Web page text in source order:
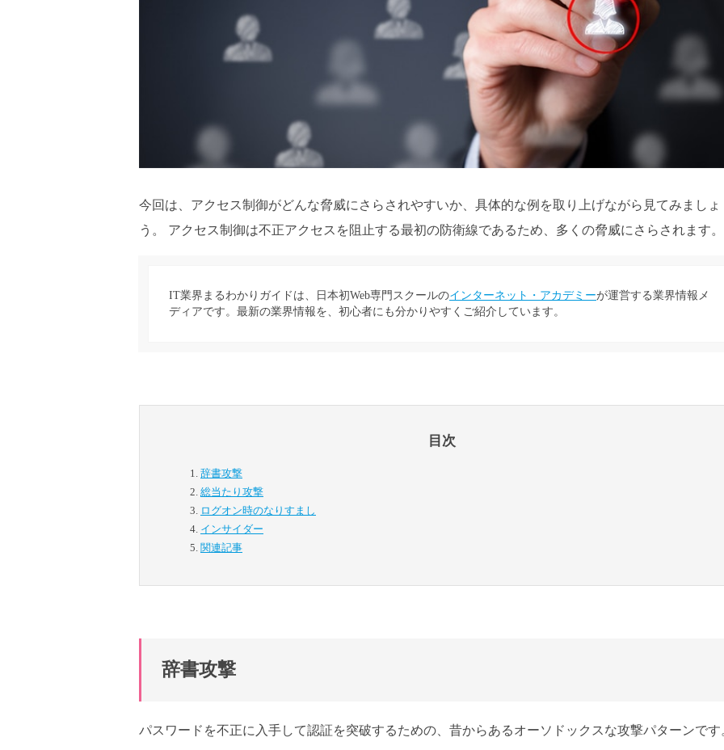
今回は、アクセス制御がどんな脅威にさらされやすいか、具体的な例を取り上げながら見てみましょ
う。 アクセス制御は不正アクセスを阻止する最初の防衛線であるため、多くの脅威にさらされます。
IT業界まるわかりガイドは、日本初Web専門スクールのインターネット・アカデミーが運営する業界情報メ
ディアです。最新の業界情報を、初心者にも分かりやすくご紹介しています。
目次
辞書攻撃
総当たり攻撃
ログオン時のなりすまし
インサイダー
関連記事
辞書攻撃
パスワードを不正に入手して認証を突破するための、昔からあるオーソドックスな攻撃パターンです